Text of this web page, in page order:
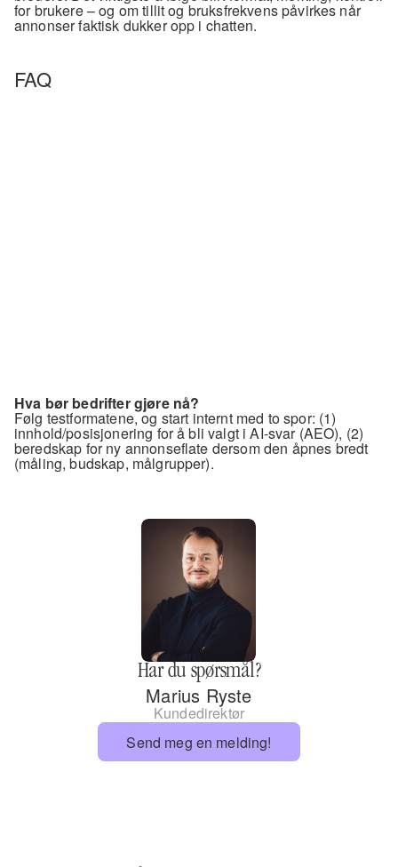
for brukere – og om tillit og bruksfrekvens påvirkes når
annonser faktisk dukker opp i chatten.
FAQ
Hva bør bedrifter gjøre nå?
Følg testformatene, og start internt med to spor: (1)
innhold/posisjonering for å bli valgt i AI-svar (AEO), (2)
beredskap for ny annonseflate dersom den åpnes bredt
(måling, budskap, målgrupper).
Har du spørsmål?
Marius Ryste
Kundedirektør
Send meg en melding!